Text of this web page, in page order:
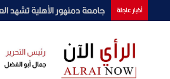
أخبار عاجلة من «التوربيني» إلى «لعبة